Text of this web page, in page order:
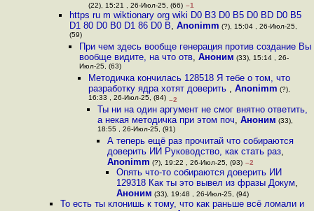
(22), 15:21 , 26-Июл-25, (66) –1
https ru m wiktionary org wiki D0 B3 D0 B5 D0 BD D0 B5
D1 80 D0 B0 D1 86 D0 B,Anonimm (?), 15:04 , 26-Июл-25,
(59)
При чем здесь вообще генерация против создание Вы
вообще видите, на что отв, Аноним (33), 15:14 , 26-
Июл-25, (63)
Методичка кончилась 128518 Я тебе о том, что
разработку ядра хотят доверить , Anonimm (?),
16:33 , 26-Июл-25, (84) –2
Ты ни на один аргумент не смог внятно ответить,
а некая методичка при этом поч,Аноним (33),
18:55 , 26-Июл-25, (91)
А теперь ещё раз прочитай что собираются
доверить ИИ Руководство, как стать раз,
Anonimm (?), 19:22 , 26-Июл-25, (93) –2
Опять что-то собираются доверить ИИ
129318 Как ты это вывел из фразы Докум,
Аноним (33), 19:48 , 26-Июл-25, (94)
То есть ты клонишь к тому, что как раньше всё ломали и